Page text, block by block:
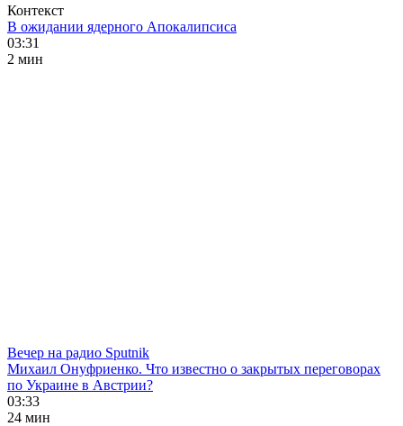
Контекст
В ожидании ядерного Апокалипсиса
03:31
2 мин
Вечер на радио Sputnik
Михаил Онуфриенко. Что известно о закрытых переговорах
по Украине в Австрии?
03:33
24 мин